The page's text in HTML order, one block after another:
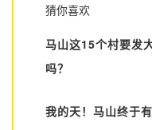
猜你喜欢
马山这15个村要发
吗？
我的天！马山终于